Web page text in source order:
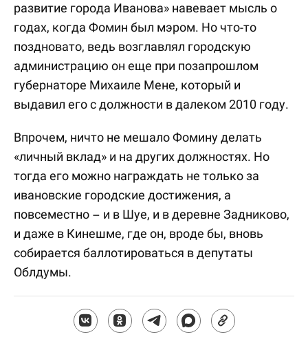
развитие города Иванова» навевает мысль о
годах, когда Фомин был мэром. Но что-то
поздновато, ведь возглавлял городскую
администрацию он еще при позапрошлом
губернаторе Михаиле Мене, который и
выдавил его с должности в далеком 2010 году.
Впрочем, ничто не мешало Фомину делать
«личный вклад» и на других должностях. Но
тогда его можно награждать не только за
ивановские городские достижения, а
повсеместно – и в Шуе, и в деревне Задниково,
и даже в Кинешме, где он, вроде бы, вновь
собирается баллотироваться в депутаты
Облдумы.